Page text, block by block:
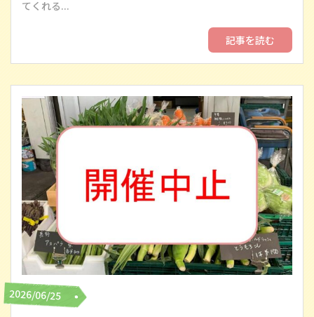
てくれる...
記事を読む
2026/06/25